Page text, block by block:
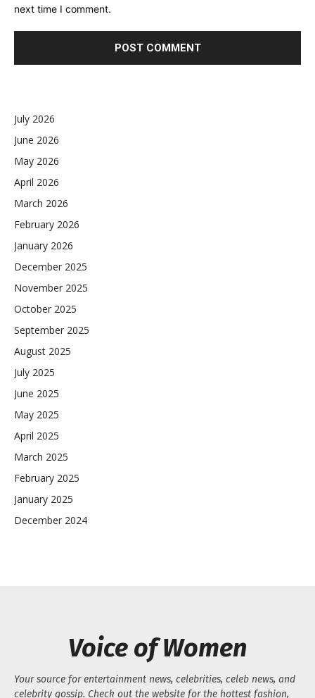
next time I comment.
July 2026
June 2026
May 2026
April 2026
March 2026
February 2026
January 2026
December 2025
November 2025
October 2025
September 2025
August 2025
July 2025
June 2025
May 2025
April 2025
March 2025
February 2025
January 2025
December 2024
Voice of Women
Your source for entertainment news, celebrities, celeb news, and
celebrity gossip. Check out the website for the hottest fashion,